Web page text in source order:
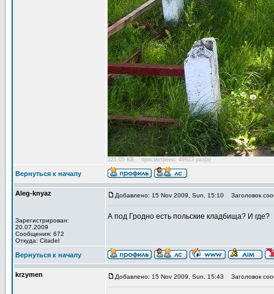
121.05 KB, просмотрено: 49923 раз(а)
Вернуться к началу
Aleg-knyaz
Зарегистрирован:
20.07.2009
Сообщения: 672
Откуда: Citadel
Добавлено: 15 Nov 2009, Sun, 15:10 Заголовок
А под Гродно есть польские кладбища? И где?
Вернуться к началу
krzymen Добавлено: 15 Nov 2009, Sun, 15:43 Заголовок